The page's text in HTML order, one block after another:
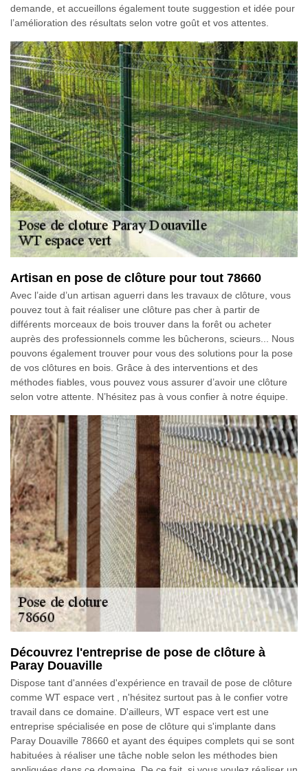
demande, et accueillons également toute suggestion et idée pour
l’amélioration des résultats selon votre goût et vos attentes.
Artisan en pose de clôture pour tout 78660
Avec l’aide d’un artisan aguerri dans les travaux de clôture, vous
pouvez tout à fait réaliser une clôture pas cher à partir de
différents morceaux de bois trouver dans la forêt ou acheter
auprès des professionnels comme les bûcherons, scieurs... Nous
pouvons également trouver pour vous des solutions pour la pose
de vos clôtures en bois. Grâce à des interventions et des
méthodes fiables, vous pouvez vous assurer d’avoir une clôture
selon votre attente. N’hésitez pas à vous confier à notre équipe.
Découvrez l'entreprise de pose de clôture à
Paray Douaville
Dispose tant d'années d'expérience en travail de pose de clôture
comme WT espace vert , n'hésitez surtout pas à le confier votre
travail dans ce domaine. D'ailleurs, WT espace vert est une
entreprise spécialisée en pose de clôture qui s'implante dans
Paray Douaville 78660 et ayant des équipes complets qui se sont
habituées à réaliser une tâche noble selon les méthodes bien